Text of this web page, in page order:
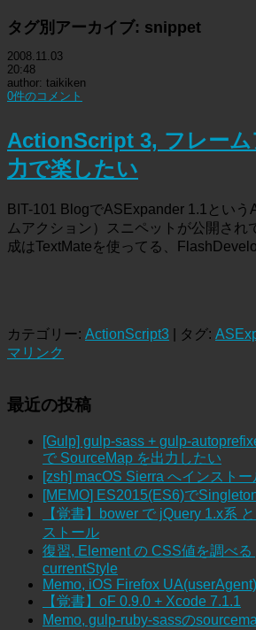
タグ別アーカイブ: snippet
2008.11.03
20:48
author: taikiken
0件のコメント
ActionScript 3, フレーム
力で楽したい
BIT-101 BlogでASExpander 1.1という
ムアクション）スニペットが公開され
成はTextMateを使ってる、
カテゴリー: ActionScript3 | タグ:
マリンク
最近の投稿
[Gulp] gulp-sass + gulp-
で SourceMap を出力したい
[zsh] macOS Sierra へインスト
[MEMO] ES2015(ES6)で
【覚書】bower で jQuery 1.x系
ストール
復習, Element の CSS値を調べ
currentStyle
Memo, iOS Firefox UA(userAgent)
【覚書】oF 0.9.0 + Xcode 7.1.1
Memo, gulp-ruby-sassの